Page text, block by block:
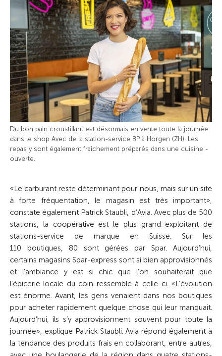
Du bon pain croustillant est désormais en vente toute la journée
dans le shop Avec de la station-service BP à Horgen (ZH). Les
repas y sont également fraîchement ­préparés dans une cuisine ­
ouverte.
«Le carburant reste déterminant pour nous, mais sur un site
à forte fréquentation, le magasin est très important»,
constate également Patrick Staubli, d’Avia. Avec plus de 500
stations, la co­opérative est le plus grand exploitant de
stations-service de marque en Suisse. Sur les
110 boutiques, 80 sont gérées par Spar. Aujourd’hui,
certains magasins Spar-express sont si bien approvisionnés
et l’ambiance y est si chic que l’on souhaiterait que
l’épicerie locale du coin ressemble à celle-ci. «L’évolution
est énorme. Avant, les gens venaient dans nos boutiques
pour acheter rapidement quelque chose qui leur manquait.
Aujourd’hui, ils s’y approvisionnent souvent pour toute la
journée», explique Patrick Staubli. Avia répond également à
la tendance des produits frais en collaborant, entre autres,